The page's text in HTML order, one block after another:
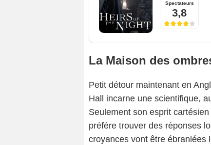
Spectateurs
3,8
La Maison des
Petit détour maintenant en
Hall incarne une scientifique,
Seulement son esprit
préfère trouver des réponses
croyances vont être ébranlées